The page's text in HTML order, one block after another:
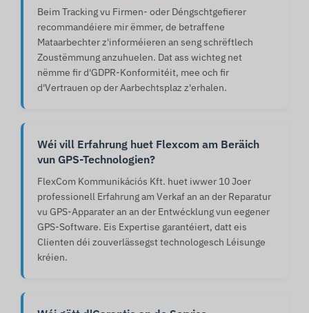
Beim Tracking vu Firmen- oder Déngschtgefierer
recommandéiere mir ëmmer, de betraffene
Mataarbechter z'informéieren an seng schrëftlech
Zoustëmmung anzuhuelen. Dat ass wichteg net
nëmme fir d'GDPR-Konformitéit, mee och fir
d'Vertrauen op der Aarbechtsplaz z'erhalen.
Wéi vill Erfahrung huet Flexcom am Beräich
vun GPS-Technologien?
FlexCom Kommunikációs Kft. huet iwwer 10 Joer
professionell Erfahrung am Verkaf an an der Reparatur
vu GPS-Apparater an an der Entwécklung vun eegener
GPS-Software. Eis Expertise garantéiert, datt eis
Clienten déi zouverlässegst technologesch Léisunge
kréien.